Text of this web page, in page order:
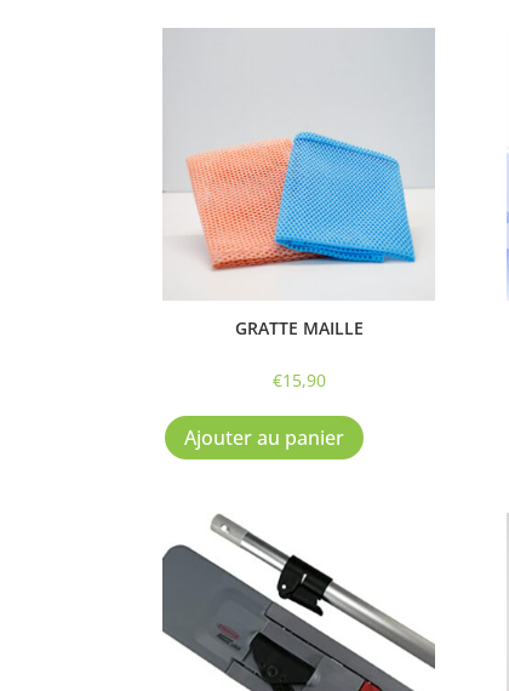
GRATTE MAILLE
€15,90
Ajouter au panier